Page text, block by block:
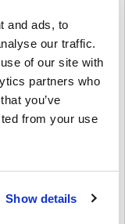
and ads, to
our traffic.
of our site with
partners who
you’ve
from your use
Show details
Store -
Storen
saamasi 12-
PSN-